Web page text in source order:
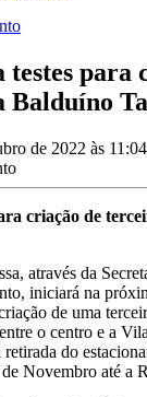
para
de 2022 às
criação de
através da
iniciará na
de uma
o centro e a
retirada do
Novembro até a